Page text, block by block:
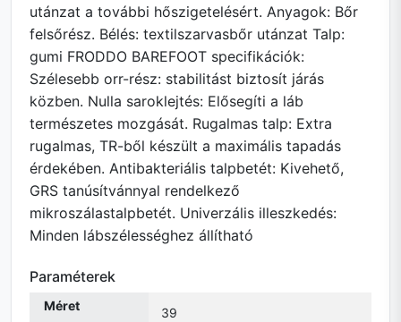
utánzat a további hőszigetelésért. Anyagok: Bőr
felsőrész. Bélés: textilszarvasbőr utánzat Talp:
gumi FRODDO BAREFOOT specifikációk:
Szélesebb orr-rész: stabilitást biztosít járás
közben. Nulla saroklejtés: Elősegíti a láb
természetes mozgását. Rugalmas talp: Extra
rugalmas, TR-ből készült a maximális tapadás
érdekében. Antibakteriális talpbetét: Kivehető,
GRS tanúsítvánnyal rendelkező
mikroszálastalpbetét. Univerzális illeszkedés:
Minden lábszélességhez állítható
Paraméterek
Méret 39